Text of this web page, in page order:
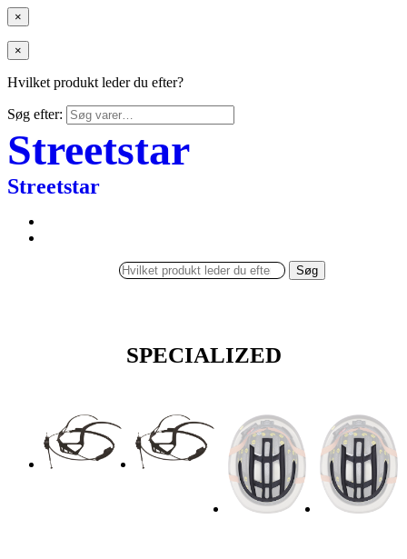
×
×
Hvilket produkt leder du efter?
Søg efter:
Streetstar
Streetstar
Søg
SPECIALIZED